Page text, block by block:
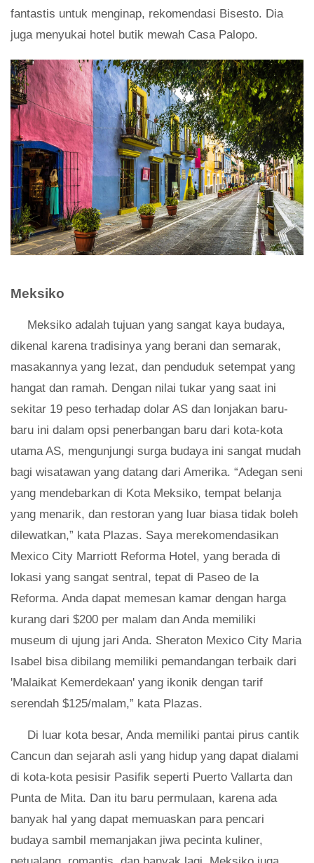
fantastis untuk menginap, rekomendasi Bisesto. Dia
juga menyukai hotel butik mewah Casa Palopo.
Meksiko
Meksiko adalah tujuan yang sangat kaya budaya,
dikenal karena tradisinya yang berani dan semarak,
masakannya yang lezat, dan penduduk setempat yang
hangat dan ramah. Dengan nilai tukar yang saat ini
sekitar 19 peso terhadap dolar AS dan lonjakan baru-
baru ini dalam opsi penerbangan baru dari kota-kota
utama AS, mengunjungi surga budaya ini sangat mudah
bagi wisatawan yang datang dari Amerika. “Adegan seni
yang mendebarkan di Kota Meksiko, tempat belanja
yang menarik, dan restoran yang luar biasa tidak boleh
dilewatkan,” kata Plazas. Saya merekomendasikan
Mexico City Marriott Reforma Hotel, yang berada di
lokasi yang sangat sentral, tepat di Paseo de la
Reforma. Anda dapat memesan kamar dengan harga
kurang dari $200 per malam dan Anda memiliki
museum di ujung jari Anda. Sheraton Mexico City Maria
Isabel bisa dibilang memiliki pemandangan terbaik dari
'Malaikat Kemerdekaan' yang ikonik dengan tarif
serendah $125/malam,” kata Plazas.
Di luar kota besar, Anda memiliki pantai pirus cantik
Cancun dan sejarah asli yang hidup yang dapat dialami
di kota-kota pesisir Pasifik seperti Puerto Vallarta dan
Punta de Mita. Dan itu baru permulaan, karena ada
banyak hal yang dapat memuaskan para pencari
budaya sambil memanjakan jiwa pecinta kuliner,